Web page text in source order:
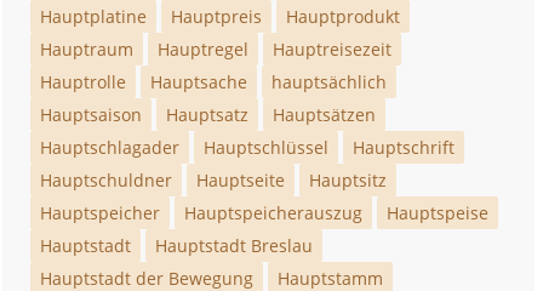
Hauptplatine
Hauptpreis
Hauptprodukt
Hauptraum
Hauptregel
Hauptreisezeit
Hauptrolle
Hauptsache
hauptsächlich
Hauptsaison
Hauptsatz
Hauptsätzen
Hauptschlagader
Hauptschlüssel
Hauptschrift
Hauptschuldner
Hauptseite
Hauptsitz
Hauptspeicher
Hauptspeicherauszug
Hauptspeise
Hauptstadt
Hauptstadt Breslau
Hauptstadt der Bewegung
Hauptstamm